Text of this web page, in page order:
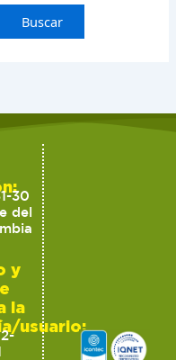
30
del
y
la
usuario: